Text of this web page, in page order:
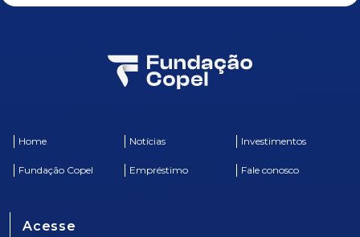
Home Notícias Investimentos
Fundação Copel Empréstimo Fale conosco
Acesse